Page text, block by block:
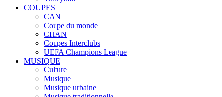
COUPES
CAN
Coupe du monde
CHAN
Coupes Interclubs
UEFA Champions League
MUSIQUE
Culture
Musique
Musique urbaine